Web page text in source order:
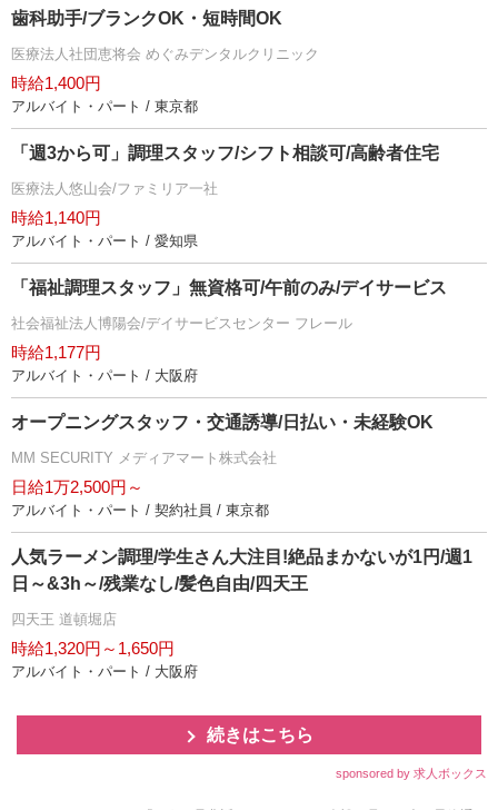
歯科助手/ブランクOK・短時間OK
医療法人社団恵将会 めぐみデンタルクリニック
時給1,400円
アルバイト・パート / 東京都
「週3から可」調理スタッフ/シフト相談可/高齢者住宅
医療法人悠山会/ファミリア一社
時給1,140円
アルバイト・パート / 愛知県
「福祉調理スタッフ」無資格可/午前のみ/デイサービス
社会福祉法人博陽会/デイサービスセンター フレール
時給1,177円
アルバイト・パート / 大阪府
オープニングスタッフ・交通誘導/日払い・未経験OK
MM SECURITY メディアマート株式会社
日給1万2,500円～
アルバイト・パート / 契約社員 / 東京都
人気ラーメン調理/学生さん大注目!絶品まかないが1円/週1
日～&3h～/残業なし/髪色自由/四天王
四天王 道頓堀店
時給1,320円～1,650円
アルバイト・パート / 大阪府
続きはこちら
sponsored by 求人ボックス